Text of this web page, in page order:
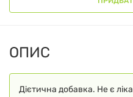
ОПИС
Дієтична добавка. Не є